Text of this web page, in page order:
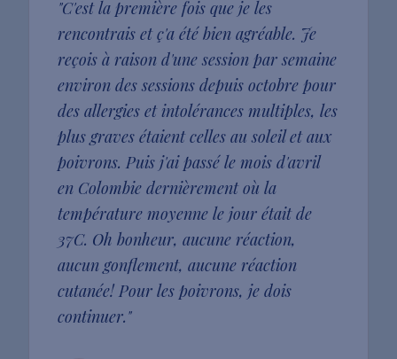
"C'est la première fois que je les
rencontrais et ç'a été bien agréable. Je
reçois à raison d'une session par semaine
environ des sessions depuis octobre pour
des allergies et intolérances multiples, les
plus graves étaient celles au soleil et aux
poivrons. Puis j'ai passé le mois d'avril
en Colombie dernièrement où la
température moyenne le jour était de
37C. Oh bonheur, aucune réaction,
aucun gonflement, aucune réaction
cutanée! Pour les poivrons, je dois
continuer."